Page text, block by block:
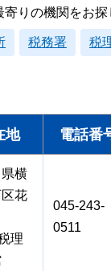
りの機関をお探
税務署 税
地 電話番
横
花
理
045-243-
0511